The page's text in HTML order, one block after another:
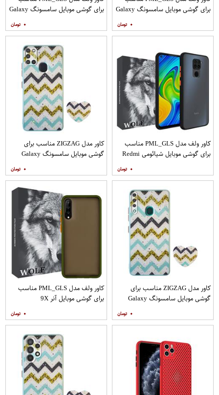
برای گوشی موبایل سامسونگ Galaxy
۰
برای گوشی موبایل سامسونگ Galaxy
مات
۰
کاور ولف مدل PML_GLS مناسب
برای گوشی موبایل شیائومی Redmi
۰
کاور مدل ZIGZAG مناسب برای
گوشی موبایل سامسونگ Galaxy
۰
کاور مدل ZIGZAG مناسب برای
گوشی موبایل سامسونگ Galaxy
۰
کاور ولف مدل PML_GLS مناسب
برای گوشی موبایل آنر 9X
۰